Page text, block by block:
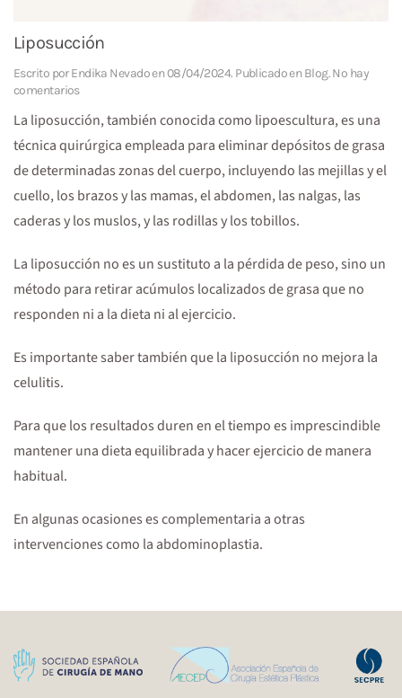
Liposucción
Escrito porEndika Nevadoen08/04/2024. Publicado enBlog.No hay
comentariosen
La liposucción, también conocida como lipoescultura, es una
técnica quirúrgica empleada para eliminar depósitos de grasa
de determinadas zonas del cuerpo, incluyendo las mejillas y el
cuello, los brazos y las mamas, el abdomen, las nalgas, las
caderas y los muslos, y las rodillas y los tobillos.
La liposucción no es un sustituto a la pérdida de peso, sino un
método para retirar acúmulos localizados de grasa que no
responden ni a la dieta ni al ejercicio.
Es importante saber también que la liposucción no mejora la
celulitis.
Para que los resultados duren en el tiempo es imprescindible
mantener una dieta equilibrada y hacer ejercicio de manera
habitual.
En algunas ocasiones es complementaria a otras
intervenciones como la abdominoplastia.